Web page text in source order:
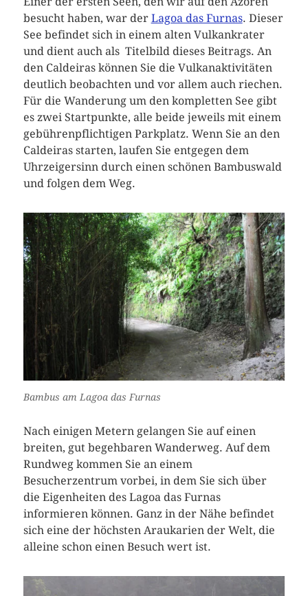
besucht haben, war der Lagoa das Furnas. Dieser
See befindet sich in einem alten Vulkankrater
und dient auch als Titelbild dieses Beitrags. An
den Caldeiras können Sie die Vulkanaktivitäten
deutlich beobachten und vor allem auch riechen.
Für die Wanderung um den kompletten See gibt
es zwei Startpunkte, alle beide jeweils mit einem
gebührenpflichtigen Parkplatz. Wenn Sie an den
Caldeiras starten, laufen Sie entgegen dem
Uhrzeigersinn durch einen schönen Bambuswald
und folgen dem Weg.
Bambus am Lagoa das Furnas
Nach einigen Metern gelangen Sie auf einen
breiten, gut begehbaren Wanderweg. Auf dem
Rundweg kommen Sie an einem
Besucherzentrum vorbei, in dem Sie sich über
die Eigenheiten des Lagoa das Furnas
informieren können. Ganz in der Nähe befindet
sich eine der höchsten Araukarien der Welt, die
alleine schon einen Besuch wert ist.